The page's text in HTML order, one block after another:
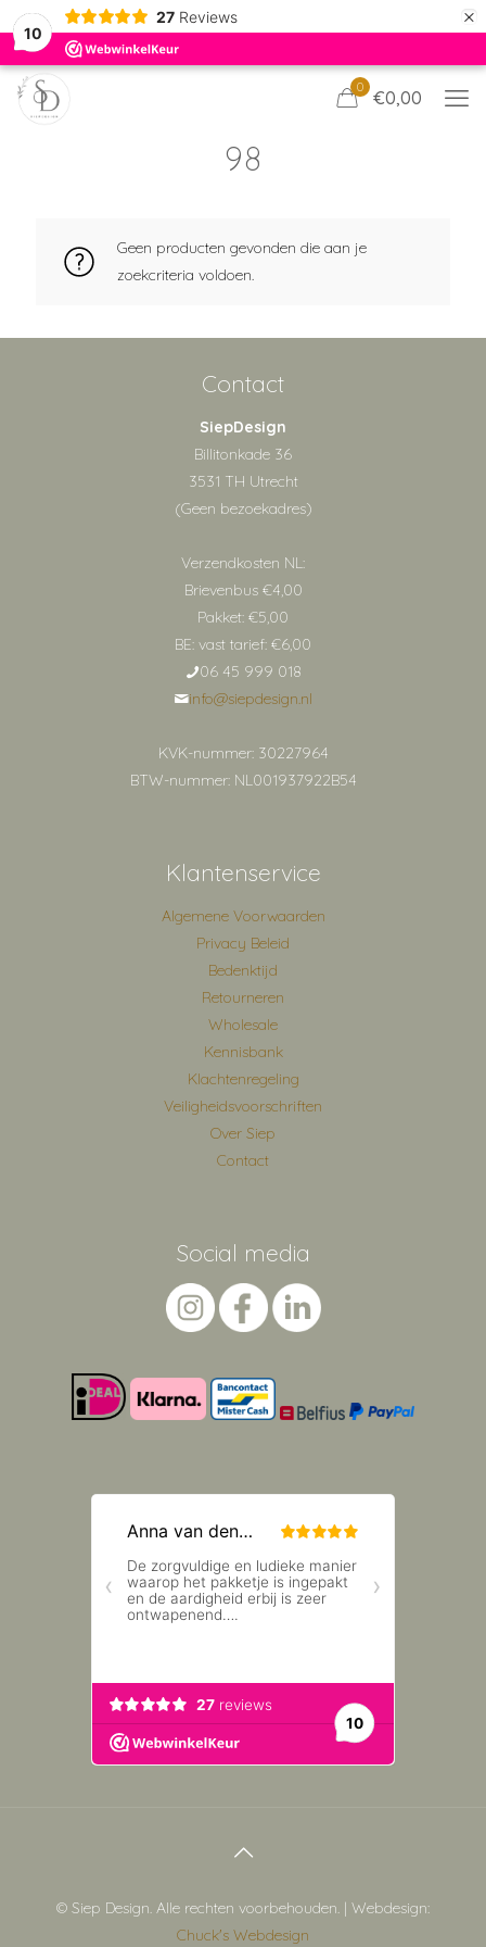
10
27 Reviews ×
0 €0,00
98
Geen producten gevonden die aan je
zoekcriteria voldoen.
Contact
SiepDesign
Billitonkade 36
3531 TH Utrecht
(Geen bezoekadres)
Verzendkosten NL:
Brievenbus €4,00
Pakket: €5,00
BE: vast tarief: €6,00
06 45 999 018
info@siepdesign.nl
KVK-nummer: 30227964
BTW-nummer: NL001937922B54
Klantenservice
Algemene Voorwaarden
Privacy Beleid
Bedenktijd
Retourneren
Wholesale
Kennisbank
Klachtenregeling
Veiligheidsvoorschriften
Over Siep
Contact
Social media
© Siep Design. Alle rechten voorbehouden. | Webdesign:
Chuck's Webdesign